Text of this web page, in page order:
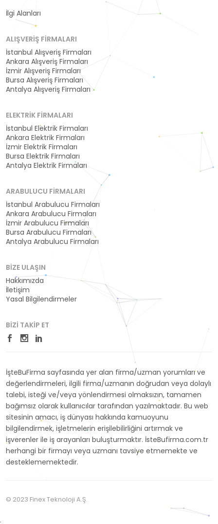
İlgi Alanları
ALIŞVERIŞ FIRMALARI
İstanbul Alışveriş Firmaları
Ankara Alışveriş Firmaları
İzmir Alışveriş Firmaları
Bursa Alışveriş Firmaları
Antalya Alışveriş Firmaları
ELEKTRIK FIRMALARI
İstanbul Elektrik Firmaları
Ankara Elektrik Firmaları
İzmir Elektrik Firmaları
Bursa Elektrik Firmaları
Antalya Elektrik Firmaları
ARABULUCU FIRMALARI
İstanbul Arabulucu Firmaları
Ankara Arabulucu Firmaları
İzmir Arabulucu Firmaları
Bursa Arabulucu Firmaları
Antalya Arabulucu Firmaları
BIZE ULAŞIN
Hakkımızda
İletişim
Yasal Bilgilendirmeler
BIZI TAKIP ET
İşteBuFirma sayfasında yer alan firma/uzman yorumları ve
değerlendirmeleri, ilgili firma/uzmanın doğrudan veya dolaylı
talebi, isteği ve/veya yönlendirmesi olmaksızın, tamamen
bağımsız olarak kullanıcılar tarafından yazılmaktadır. Bu web
sitesinin amacı, iş dünyası hakkında kamuoyunu
bilgilendirmek, işletmelerin erişilebilirliğini artırmak ve
işverenler ile iş arayanları buluşturmaktır. İsteBufirma.com.tr
herhangi bir firmayı veya uzmanı tavsiye etmemekte ve
desteklememektedir.
© 2023 Finex Teknoloji A.Ş.